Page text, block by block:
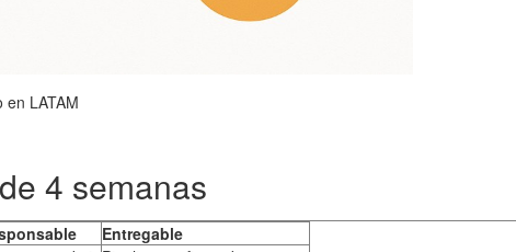
LATAM
4 semanas
Entregable